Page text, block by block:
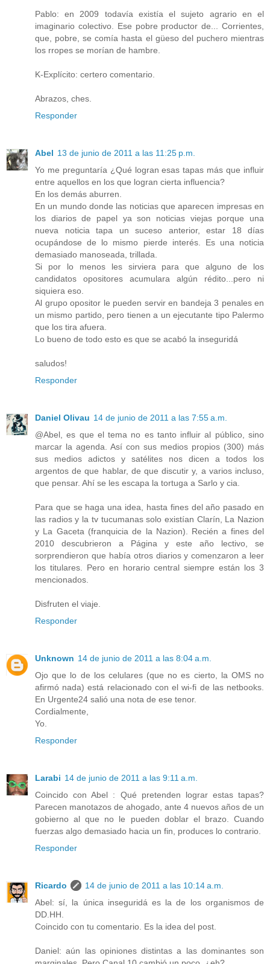
Pablo: en 2009 todavía existía el sujeto agrario en el
imaginario colectivo. Ese pobre productor de... Corrientes,
que, pobre, se comía hasta el güeso del puchero mientras
los rropes se morían de hambre.
K-Explícito: certero comentario.
Abrazos, ches.
Responder
Abel 13 de junio de 2011 a las 11:25 p.m.
Yo me preguntaría ¿Qué logran esas tapas más que influir
entre aquellos en los que logran cierta influencia?
En los demás aburren.
En un mundo donde las noticias que aparecen impresas en
los diarios de papel ya son noticias viejas porque una
nueva noticia tapa un suceso anterior, estar 18 días
ocupándose de lo mismo pierde interés. Es una noticia
demasiado manoseada, trillada.
Si por lo menos les sirviera para que alguno de los
candidatos opositores acumulara algún rédito...pero ni
siquiera eso.
Al grupo opositor le pueden servir en bandeja 3 penales en
un mismo partido, pero tienen a un ejecutante tipo Palermo
que los tira afuera.
Lo bueno de todo esto es que se acabó la inseguridá
saludos!
Responder
Daniel Olivau 14 de junio de 2011 a las 7:55 a.m.
@Abel, es que el tema no es tanto influir al público, sino
marcar la agenda. Así con sus medios propios (300) más
sus medios adictos y satélites nos dicen a todos los
argentos de que hablar, de que discutir y, a varios incluso,
que pensar. Ahí se les escapa la tortuga a Sarlo y cia.
Para que se haga una idea, hasta fines del año pasado en
las radios y la tv tucumanas solo existían Clarín, La Nazion
y La Gaceta (franquicia de la Nazion). Recién a fines del
2010 descubrieron a Página y este año lectivo, se
sorprendieron que había otros diarios y comenzaron a leer
los titulares. Pero en horario central siempre están los 3
mencionados.
Disfruten el viaje.
Responder
Unknown 14 de junio de 2011 a las 8:04 a.m.
Ojo que lo de los celulares (que no es cierto, la OMS no
afirmó nada) está relacionado con el wi-fi de las netbooks.
En Urgente24 salió una nota de ese tenor.
Cordialmente,
Yo.
Responder
Larabi 14 de junio de 2011 a las 9:11 a.m.
Coincido con Abel : Qué pretenden lograr estas tapas?
Parecen manotazos de ahogado, ante 4 nuevos años de un
gobierno al que no le pueden doblar el brazo. Cuando
fuerzas algo demasiado hacia un fin, produces lo contrario.
Responder
Ricardo
14 de junio de 2011 a las 10:14 a.m.
Abel: sí, la única inseguridá es la de los organismos de
DD.HH.
Coincido con tu comentario. Es la idea del post.
Daniel: aún las opiniones distintas a las dominantes son